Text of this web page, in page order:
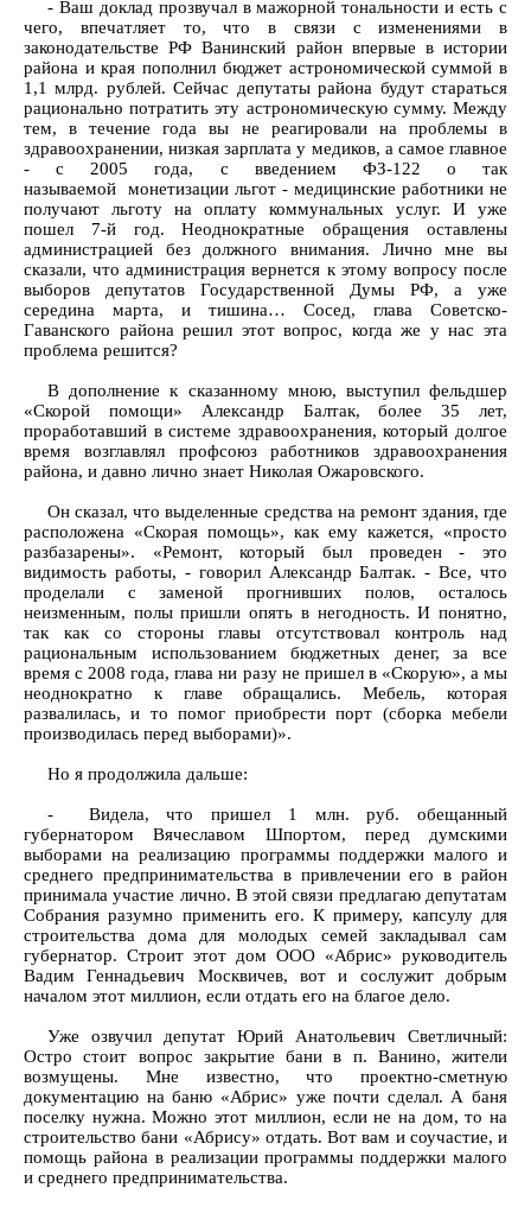
- Ваш доклад прозвучал в мажорной тональности и есть с
чего, впечатляет то, что в связи с изменениями в
законодательстве РФ Ванинский район впервые в истории
района и края пополнил бюджет астрономической суммой в
1,1 млрд. рублей. Сейчас депутаты района будут стараться
рационально потратить эту астрономическую сумму. Между
тем, в течение года вы не реагировали на проблемы в
здравоохранении, низкая зарплата у медиков, а самое главное
- с 2005 года, с введением ФЗ-122 о так
называемой монетизации льгот - медицинские работники не
получают льготу на оплату коммунальных услуг. И уже
пошел 7-й год. Неоднократные обращения оставлены
администрацией без должного внимания. Лично мне вы
сказали, что администрация вернется к этому вопросу после
выборов депутатов Государственной Думы РФ, а уже
середина марта, и тишина… Сосед, глава Советско-
Гаванского района решил этот вопрос, когда же у нас эта
проблема решится?
В дополнение к сказанному мною, выступил фельдшер
«Скорой помощи» Александр Балтак, более 35 лет,
проработавший в системе здравоохранения, который долгое
время возглавлял профсоюз работников здравоохранения
района, и давно лично знает Николая Ожаровского.
Он сказал, что выделенные средства на ремонт здания, где
расположена «Скорая помощь», как ему кажется, «просто
разбазарены». «Ремонт, который был проведен - это
видимость работы, - говорил Александр Балтак. - Все, что
проделали с заменой прогнивших полов, осталось
неизменным, полы пришли опять в негодность. И понятно,
так как со стороны главы отсутствовал контроль над
рациональным использованием бюджетных денег, за все
время с 2008 года, глава ни разу не пришел в «Скорую», а мы
неоднократно к главе обращались. Мебель, которая
развалилась, и то помог приобрести порт (сборка мебели
производилась перед выборами)».
Но я продолжила дальше:
- Видела, что пришел 1 млн. руб. обещанный
губернатором Вячеславом Шпортом, перед думскими
выборами на реализацию программы поддержки малого и
среднего предпринимательства в привлечении его в район
принимала участие лично. В этой связи предлагаю депутатам
Собрания разумно применить его. К примеру, капсулу для
строительства дома для молодых семей закладывал сам
губернатор. Строит этот дом ООО «Абрис» руководитель
Вадим Геннадьевич Москвичев, вот и сослужит добрым
началом этот миллион, если отдать его на благое дело.
Уже озвучил депутат Юрий Анатольевич Светличный:
Остро стоит вопрос закрытие бани в п. Ванино, жители
возмущены. Мне известно, что проектно-сметную
документацию на баню «Абрис» уже почти сделал. А баня
поселку нужна. Можно этот миллион, если не на дом, то на
строительство бани «Абрису» отдать. Вот вам и соучастие, и
помощь района в реализации программы поддержки малого
и среднего предпринимательства.